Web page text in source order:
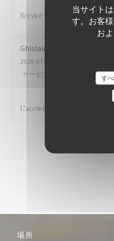
当サイト
す。お客
お
す
Service professionnel
Ghislaine
2026-07-24
サービス
5/5 メ
L’accueil, le cadre et la cuisine.
場所